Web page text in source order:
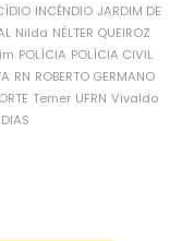
INCÊNDIO JARDIM DE
Nilda NÉLTER QUEIROZ
POLÍCIA POLÍCIA CIVIL
RN ROBERTO GERMANO
Temer UFRN Vivaldo